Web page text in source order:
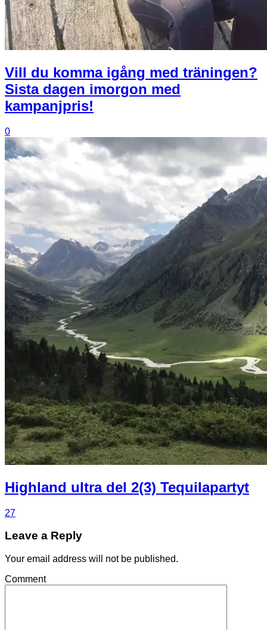
Vill du komma igång med träningen?
Sista dagen imorgon med
kampanjpris!
0
Highland ultra del 2(3) Tequilapartyt
27
Leave a Reply
Your email address will not be published.
Comment